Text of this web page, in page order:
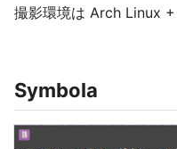
撮影環境は Arch Linux +
Symbola